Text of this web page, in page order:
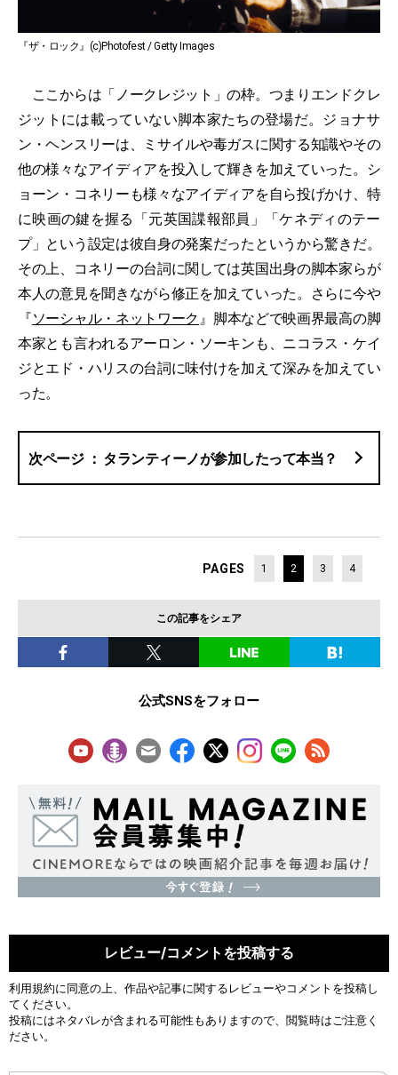
『ザ・ロック』(c)Photofest / Getty Images
ここからは「ノークレジット」の枠。つまりエンドクレ
ジットには載っていない脚本家たちの登場だ。ジョナサ
ン・ヘンスリーは、ミサイルや毒ガスに関する知識やその
他の様々なアイディアを投入して輝きを加えていった。シ
ョーン・コネリーも様々なアイディアを自ら投げかけ、特
に映画の鍵を握る「元英国諜報部員」「ケネディのテー
プ」という設定は彼自身の発案だったというから驚きだ。
その上、コネリーの台詞に関しては英国出身の脚本家らが
本人の意見を聞きながら修正を加えていった。さらに今や
『ソーシャル・ネットワーク 』脚本などで映画界最高の脚
本家とも言われるアーロン・ソーキンも、ニコラス・ケイ
ジとエド・ハリスの台詞に味付けを加えて深みを加えてい
った。
タランティーノが参加したって本当？
PAGES 1 2 3 4
この記事をシェア
公式SNSをフォロー
レビュー/コメントを投稿する
利用規約に同意の上、作品や記事に関するレビューやコメントを投稿し
てください。
投稿にはネタバレが含まれる可能性もありますので、閲覧時はご注意く
ださい。